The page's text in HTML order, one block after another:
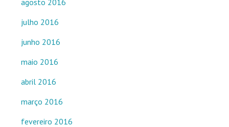
agosto 2016
julho 2016
junho 2016
maio 2016
abril 2016
março 2016
fevereiro 2016